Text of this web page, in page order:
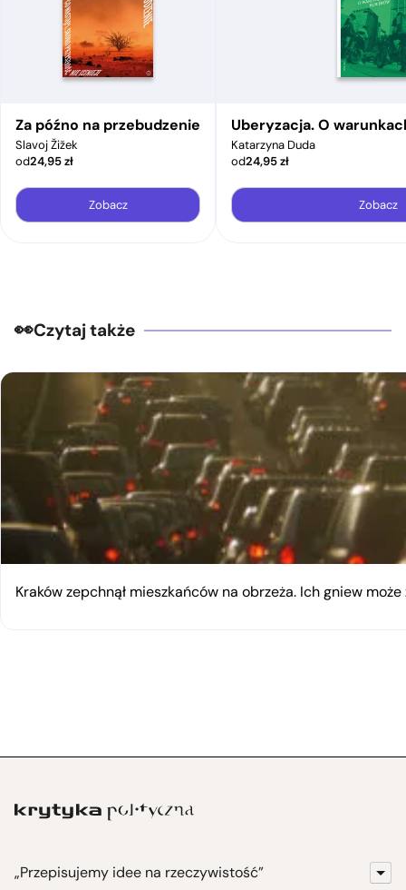
Za późno na przebudzenie
Slavoj Žižek
od24,95zł
Zobacz
Uberyzacja. O
Katarzyna Duda
od24,95zł
Zobacz
Czytaj także
Kraków zepchnął mieszkańców na obrzeża. Ich gniew
„Przepisujemy idee na rzeczywistość”